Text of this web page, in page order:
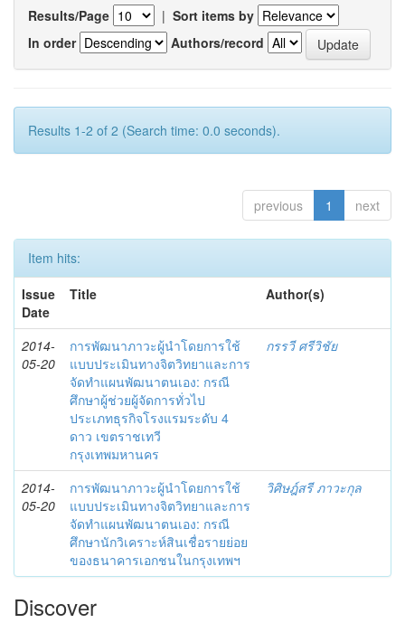
Results/Page | Sort items by
In order
Authors/record
Results 1-2 of 2 (Search time: 0.0 seconds).
previous 1 next
Item hits:
Issue
Date
Title Author(s)
2014-
05-20
การพัฒนาภาวะผู้นำโดยการใช้
แบบประเมินทางจิตวิทยาและการ
จัดทำแผนพัฒนาตนเอง: กรณี
ศึกษาผู้ช่วยผู้จัดการทั่วไป
ประเภทธุรกิจโรงแรมระดับ 4
ดาว เขตราชเทวี
กรุงเทพมหานคร
กรรวี ศรีวิชัย
2014-
05-20
การพัฒนาภาวะผู้นำโดยการใช้
แบบประเมินทางจิตวิทยาและการ
จัดทำแผนพัฒนาตนเอง: กรณี
ศึกษานักวิเคราะห์สินเชื่อรายย่อย
ของธนาคารเอกชนในกรุงเทพฯ
วิศิษฎ์สรี ภาวะกุล
Discover